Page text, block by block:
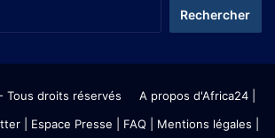
Tous droits réservés A propos d'Africa24|
| Espace Presse | FAQ | Mentions légales